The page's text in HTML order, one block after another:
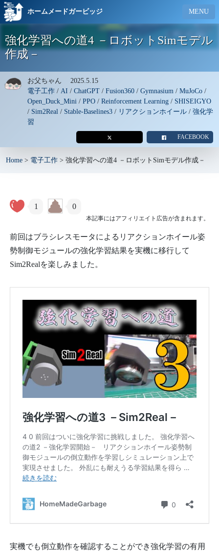
ホームメードガービッジ MENU
強化学習への道4 －ロボットSimモデル
作成－
お父ちゃん 2025.5.15
電子工作 / AI / ChatGPT / Fusion360 / Gymnasium / MuJoCo /
Open_Duck_Mini / PPO / Reinforcement Learning / SHISEIGYO
/ Sim2Real / Stable-Baselines3 / リアクションホイール / 強化学
習
FACEBOOK
Home > 電子工作 > 強化学習への道4 －ロボットSimモデル作成－
本記事にはアフィリエイト広告が含まれます。
1 0
前回はブラシレスモータによるリアクションホイール姿
勢制御モジュールの強化学習結果を実機に移行して
Sim2Realを楽しみました。
実機でも倒立動作を確認することができ強化学習の有用